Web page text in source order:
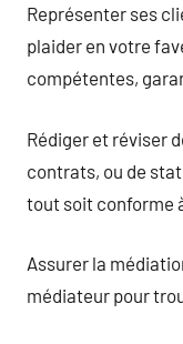
Représenter ses
plaider en votre
compétentes,
Rédiger et réviser
contrats, ou de
tout soit conforme
Assurer la
médiateur pour